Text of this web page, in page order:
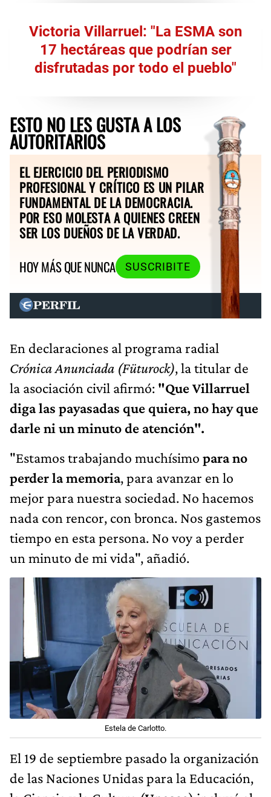
Victoria Villarruel: "La ESMA son
17 hectáreas que podrían ser
disfrutadas por todo el pueblo"
ESTO NO LES GUSTA A LOS
AUTORITARIOS
EL EJERCICIO DEL PERIODISMO
PROFESIONAL Y CRÍTICO ES UN PILAR
FUNDAMENTAL DE LA DEMOCRACIA.
POR ESO MOLESTA A QUIENES CREEN
SER LOS DUEÑOS DE LA VERDAD.
HOY MÁS QUE NUNCA
SUSCRIBITE
En declaraciones al programa radial
Crónica Anunciada (Füturock), la titular de
la asociación civil afirmó: "Que Villarruel
diga las payasadas que quiera, no hay que
darle ni un minuto de atención".
"Estamos trabajando muchísimo para no
perder la memoria, para avanzar en lo
mejor para nuestra sociedad. No hacemos
nada con rencor, con bronca. Nos gastemos
tiempo en esta persona. No voy a perder
un minuto de mi vida", añadió.
Estela de Carlotto.
El 19 de septiembre pasado la organización
de las Naciones Unidas para la Educación,